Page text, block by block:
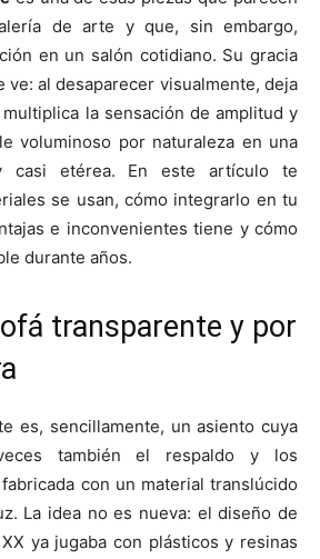
r
i
r
e
n
r
e
s
t
r
i
r
e
n
r
i
r
e
n
A
p
p
de arte y que, sin embargo,
en un salón cotidiano. Su gracia
ve: al desaparecer visualmente, deja
la sensación de amplitud y
voluminoso por naturaleza en una
casi etérea. En este artículo te
se usan, cómo integrarlo en tu
e inconvenientes tiene y cómo
durante años.
transparente y por
es, sencillamente, un asiento cuya
también el respaldo y los
con un material translúcido
La idea no es nueva: el diseño de
ya jugaba con plásticos y resinas